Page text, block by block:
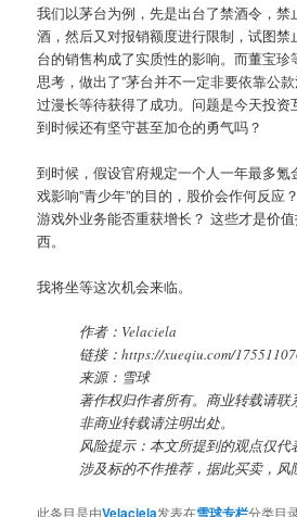
我们以茅台为例，先是出台了禁酒令，
酒，然后又对报销额度进行限制，试图
台的销售构成了实质性的影响。而董宝
思考，做出了”茅台并不一定非要依靠公
过漫长等待获得了成功。问题是今天投资
到时候还有坚守甚至加仓的勇气吗？
到时候，假设官府规定一个人一年最多氪
戏影响”青少年”的目的，股价会作何反应
游戏外业务能否重获增长？ 这些才是价
西。
我将坐等这次机会来临。
作者：Velaciela
链接：https://xueqiu.com/
来源：雪球
著作权归作者所有。商业转载请联
非商业转载请注明出处。
风险提示：本文所提到的观点仅代
涉及标的不作推荐，据此买卖，风
此条目是由Velaciela发表在雪球专栏分类目